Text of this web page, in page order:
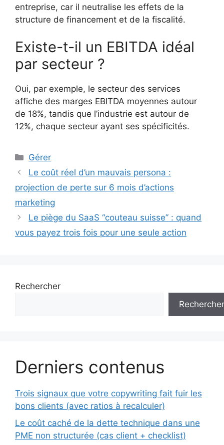
entreprise, car il neutralise les effets de la
structure de financement et de la fiscalité.
Existe-t-il un EBITDA idéal
par secteur ?
Oui, par exemple, le secteur des services
affiche des marges EBITDA moyennes autour
de 18%, tandis que l’industrie est autour de
12%, chaque secteur ayant ses spécificités.
Catégories
Gérer
Le coût réel d’un mauvais persona :
projection de perte sur 6 mois d’actions
marketing
Le piège du SaaS “couteau suisse” : quand
vous payez trois fois pour une seule action
Rechercher
Rechercher
Derniers contenus
Trois signaux que votre copywriting fait fuir les
bons clients (avec ratios à recalculer)
Le coût caché de la dette technique dans une
PME non structurée (cas client + checklist)